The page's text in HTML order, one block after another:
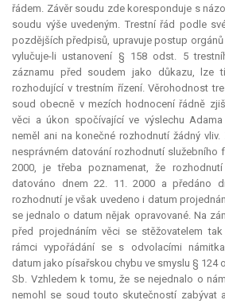
řádem. Závěr soudu zde koresponduje s
soudu výše uvedeným. Trestní řád podle
pozdějších předpisů, upravuje postup orgánů
vylučuje-li ustanovení § 158 odst. 5
záznamu před soudem jako důkazu, lze
rozhodující v trestním řízení. Věrohodnost
soud obecně v mezích hodnocení řádně
věci a úkon spočívající ve výslechu
neměl ani na konečné rozhodnutí žádný
nesprávném datování rozhodnutí služebního
2000, je třeba poznamenat, že
datováno dnem 22. 11. 2000 a předáno
rozhodnutí je však uvedeno i datum
se jednalo o datum nějak opravované. Na
před projednáním věci se stěžovatelem
rámci vypořádání se s odvolacími
datum jako písařskou chybu ve smyslu § 124
Sb. Vzhledem k tomu, že se nejednalo o
nemohl se soud touto skutečností zabývat